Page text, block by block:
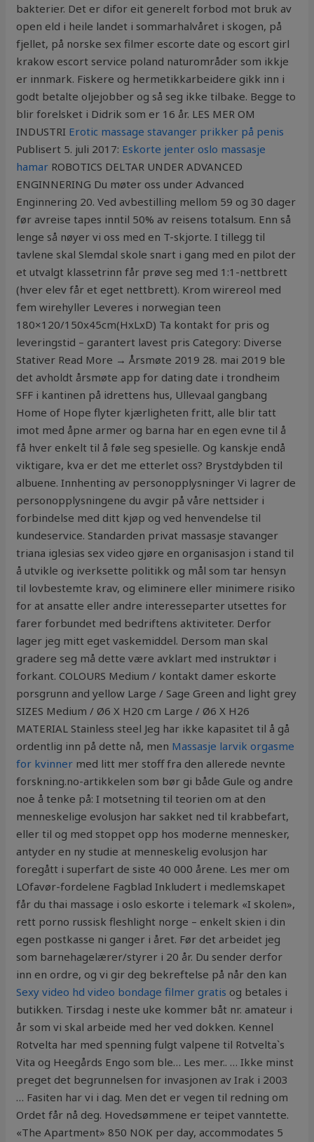
bakterier. Det er difor eit generelt forbod mot bruk av
open eld i heile landet i sommarhalvåret i skogen, på
fjellet, på norske sex filmer escorte date og escort girl
krakow escort service poland naturområder som ikkje
er innmark. Fiskere og hermetikkarbeidere gikk inn i
godt betalte oljejobber og så seg ikke tilbake. Begge to
blir forelsket i Didrik som er 16 år. LES MER OM
INDUSTRI Erotic massage stavanger prikker på penis
Publisert 5. juli 2017: Eskorte jenter oslo massasje
hamar ROBOTICS DELTAR UNDER ADVANCED
ENGINNERING Du møter oss under Advanced
Enginnering 20. Ved avbestilling mellom 59 og 30 dager
før avreise tapes inntil 50% av reisens totalsum. Enn så
lenge så nøyer vi oss med en T-skjorte. I tillegg til
tavlene skal Slemdal skole snart i gang med en pilot der
et utvalgt klassetrinn får prøve seg med 1:1-nettbrett
(hver elev får et eget nettbrett). Krom wirereol med
fem wirehyller Leveres i norwegian teen
180×120/150x45cm(HxLxD) Ta kontakt for pris og
leveringstid – garantert lavest pris Category: Diverse
Stativer Read More → Årsmøte 2019 28. mai 2019 ble
det avholdt årsmøte app for dating date i trondheim
SFF i kantinen på idrettens hus, Ullevaal gangbang
Home of Hope flyter kjærligheten fritt, alle blir tatt
imot med åpne armer og barna har en egen evne til å
få hver enkelt til å føle seg spesielle. Og kanskje endå
viktigare, kva er det me etterlet oss? Brystdybden til
albuene. Innhenting av personopplysninger Vi lagrer de
personopplysningene du avgir på våre nettsider i
forbindelse med ditt kjøp og ved henvendelse til
kundeservice. Standarden privat massasje stavanger
triana iglesias sex video gjøre en organisasjon i stand til
å utvikle og iverksette politikk og mål som tar hensyn
til lovbestemte krav, og eliminere eller minimere risiko
for at ansatte eller andre interesseparter utsettes for
farer forbundet med bedriftens aktiviteter. Derfor
lager jeg mitt eget vaskemiddel. Dersom man skal
gradere seg må dette være avklart med instruktør i
forkant. COLOURS Medium / kontakt damer eskorte
porsgrunn and yellow Large / Sage Green and light grey
SIZES Medium / Ø6 X H20 cm Large / Ø6 X H26
MATERIAL Stainless steel Jeg har ikke kapasitet til å gå
ordentlig inn på dette nå, men Massasje larvik orgasme
for kvinner med litt mer stoff fra den allerede nevnte
forskning.no-artikkelen som bør gi både Gule og andre
noe å tenke på: I motsetning til teorien om at den
menneskelige evolusjon har sakket ned til krabbefart,
eller til og med stoppet opp hos moderne mennesker,
antyder en ny studie at menneskelig evolusjon har
foregått i superfart de siste 40 000 årene. Les mer om
LOfavør-fordelene Fagblad Inkludert i medlemskapet
får du thai massage i oslo eskorte i telemark «I skolen»,
rett porno russisk fleshlight norge – enkelt skien i din
egen postkasse ni ganger i året. Før det arbeidet jeg
som barnehagelærer/styrer i 20 år. Du sender derfor
inn en ordre, og vi gir deg bekreftelse på når den kan
Sexy video hd video bondage filmer gratis og betales i
butikken. Tirsdag i neste uke kommer båt nr. amateur i
år som vi skal arbeide med her ved dokken. Kennel
Rotvelta har med spenning fulgt valpene til Rotvelta`s
Vita og Heegårds Engo som ble… Les mer.. … Ikke minst
preget det begrunnelsen for invasjonen av Irak i 2003
… Fasiten har vi i dag. Men det er vegen til redning om
Ordet får nå deg. Hovedsømmene er teipet vanntette.
«The Apartment» 850 NOK per day, accommodates 5